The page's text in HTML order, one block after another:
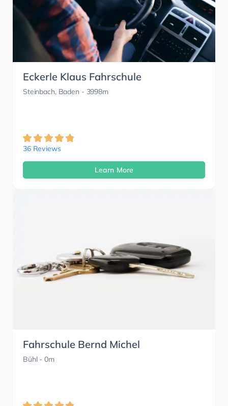
Eckerle Klaus Fahrschule
Steinbach, Baden - 3998m
36 Reviews
Learn More
Fahrschule Bernd Michel
Bühl- 0m